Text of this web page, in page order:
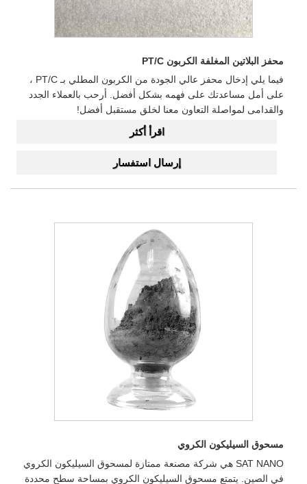
محفز البلاتين المغلفة الكربون PT/C
فيما يلي إدخال محفز عالي الجودة من الكربون المطلي بـ PT/C ،
على أمل مساعدتك على فهمه بشكل أفضل. أرحب بالعملاء الجدد
والقدامى لمواصلة التعاون معنا لخلق مستقبل أفضل!
اقرأ أكثر
إرسال استفسار
مسحوق السيليكون الكروي
SAT NANO هي شركة مصنعة ممتازة لمسحوق السيليكون الكروي
في الصين. يتمتع مسحوق السيليكون الكروي بمساحة سطح محددة